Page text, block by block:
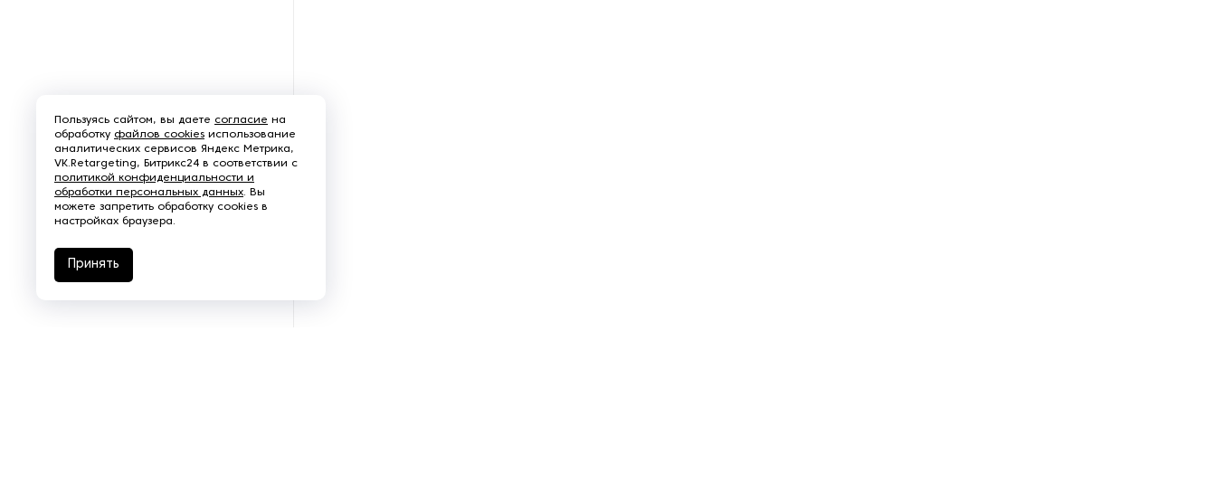
Пользуясь сайтом, вы даете согласие на
обработку файлов cookies использование
аналитических сервисов Яндекс Метрика,
VK.Retargeting, Битрикс24 в соответствии с
политикой конфиденциальности и
обработки персональных данных. Вы
можете запретить обработку cookies в
настройках браузера.
Принять